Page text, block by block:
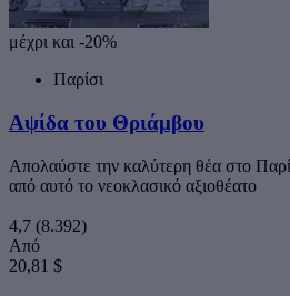
μέχρι και -20%
Παρίσι
Αψίδα του Θριάμβου
Απολαύστε την καλύτερη θέα στο
από αυτό το νεοκλασικό αξιοθέατο
4,7 (8.392)
Από
20,81 $